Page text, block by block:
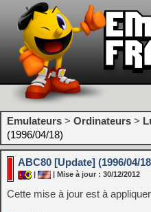
Emulateurs > Ordinateurs >
(1996/04/18)
ABC80 [Update] (1996/04/
| | Mise à jour : 30/12/2012
Cette mise à jour est à